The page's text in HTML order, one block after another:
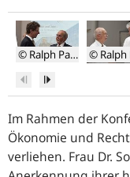
© Ralph Paas
M.J.
mit
Bernd
Krauskopf
Jürgen
Hirsch
ZurückWeiter
Im Rahmen der
Ökonomie und
verliehen. Frau Dr.